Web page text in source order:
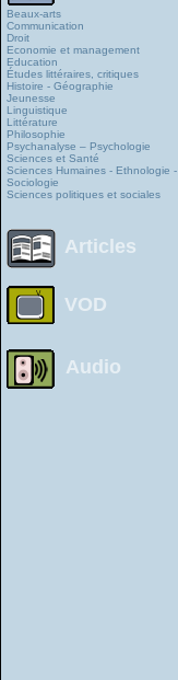
Beaux-arts
Communication
Droit
Economie et management
Education
Études littéraires, critiques
Histoire - Géographie
Jeunesse
Linguistique
Littérature
Philosophie
Psychanalyse – Psychologie
Sciences et Santé
Sciences Humaines - Ethnologie -
Sociologie
Sciences politiques et sociales
Articles
VOD
Audio